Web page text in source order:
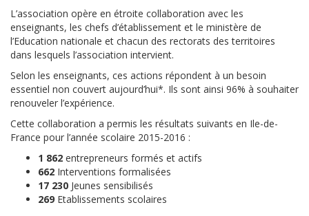
L’association opère en étroite collaboration avec les
enseignants, les chefs d’établissement et le ministère de
l’Education nationale et chacun des rectorats des territoires
dans lesquels l’association intervient.
Selon les enseignants, ces actions répondent à un besoin
essentiel non couvert aujourd’hui*. Ils sont ainsi 96% à souhaiter
renouveler l’expérience.
Cette collaboration a permis les résultats suivants en Ile-de-
France pour l’année scolaire 2015-2016 :
1 862 entrepreneurs formés et actifs
662 Interventions formalisées
17 230 Jeunes sensibilisés
269 Etablissements scolaires